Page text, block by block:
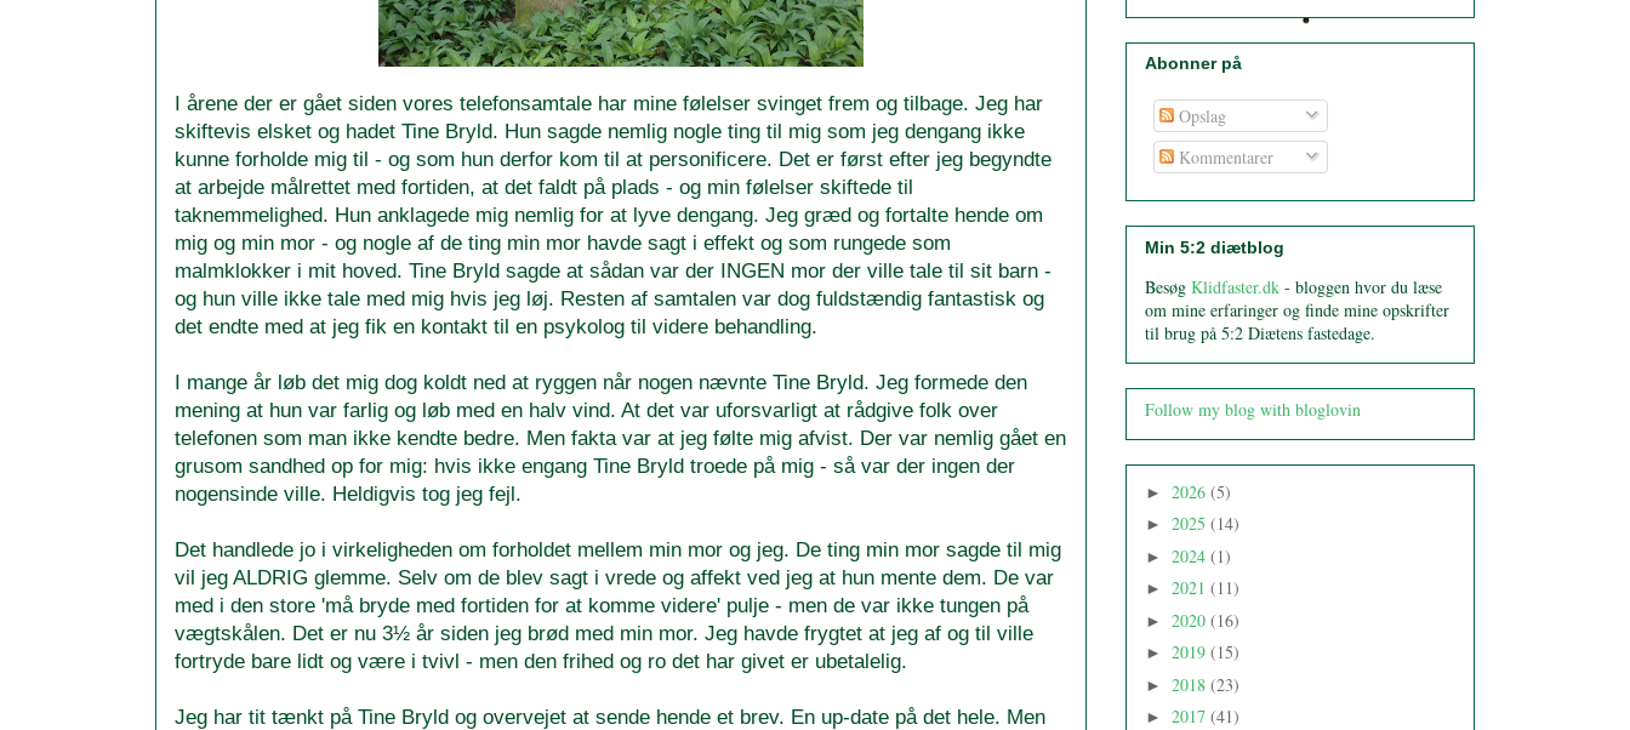
I årene der er gået siden vores telefonsamtale har mine følelser svinget frem og tilbage. Jeg har
skiftevis elsket og hadet Tine Bryld. Hun sagde nemlig nogle ting til mig som jeg dengang ikke
kunne forholde mig til - og som hun derfor kom til at personificere. Det er først efter jeg begyndte
at arbejde målrettet med fortiden, at det faldt på plads - og min følelser skiftede til
taknemmelighed. Hun anklagede mig nemlig for at lyve dengang. Jeg græd og fortalte hende om
mig og min mor - og nogle af de ting min mor havde sagt i effekt og som rungede som
malmklokker i mit hoved. Tine Bryld sagde at sådan var der INGEN mor der ville tale til sit barn -
og hun ville ikke tale med mig hvis jeg løj. Resten af samtalen var dog fuldstændig fantastisk og
det endte med at jeg fik en kontakt til en psykolog til videre behandling.
I mange år løb det mig dog koldt ned at ryggen når nogen nævnte Tine Bryld. Jeg formede den
mening at hun var farlig og løb med en halv vind. At det var uforsvarligt at rådgive folk over
telefonen som man ikke kendte bedre. Men fakta var at jeg følte mig afvist. Der var nemlig gået en
grusom sandhed op for mig: hvis ikke engang Tine Bryld troede på mig - så var der ingen der
nogensinde ville. Heldigvis tog jeg fejl.
Det handlede jo i virkeligheden om forholdet mellem min mor og jeg. De ting min mor sagde til mig
vil jeg ALDRIG glemme. Selv om de blev sagt i vrede og affekt ved jeg at hun mente dem. De var
med i den store 'må bryde med fortiden for at komme videre' pulje - men de var ikke tungen på
vægtskålen. Det er nu 3½ år siden jeg brød med min mor. Jeg havde frygtet at jeg af og til ville
fortryde bare lidt og være i tvivl - men den frihed og ro det har givet er ubetalelig.
Jeg har tit tænkt på Tine Bryld og overvejet at sende hende et brev. En up-date på det hele. Men
Abonner på
Opslag
Kommentarer
Min 5:2 diætblog
Besøg Klidfaster.dk - bloggen hvor du læse
om mine erfaringer og finde mine opskrifter
til brug på 5:2 Diætens fastedage.
Follow my blog with bloglovin
► 2026 (5)
► 2025 (14)
► 2024 (1)
► 2021 (11)
► 2020 (16)
► 2019 (15)
► 2018 (23)
► 2017 (41)